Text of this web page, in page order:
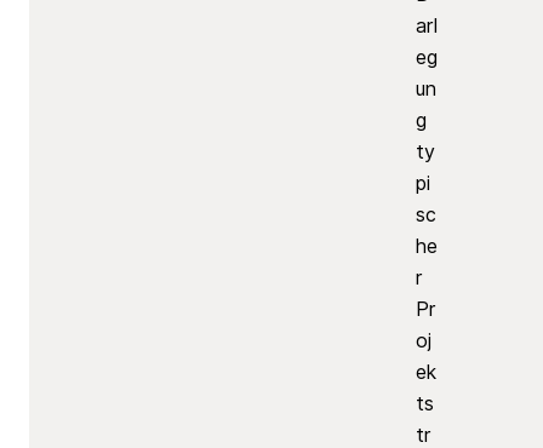
arl
eg
un
g
ty
pi
sc
he
r
Pr
oj
ek
ts
tr